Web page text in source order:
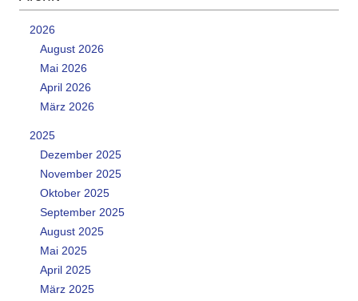
2026
August 2026
Mai 2026
April 2026
März 2026
2025
Dezember 2025
November 2025
Oktober 2025
September 2025
August 2025
Mai 2025
April 2025
März 2025